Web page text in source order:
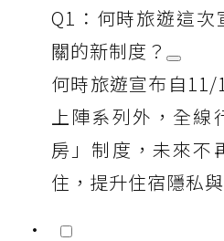
Q1：何時旅遊這
關的新制度？
何時旅遊宣布自
上陣系列外，全
房」制度，未來不
住，提升住宿隱私